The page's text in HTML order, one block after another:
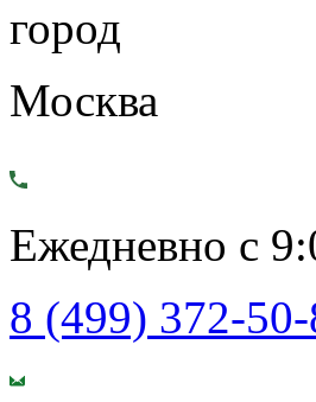
город
Москва
Ежедневно с
8 (499) 372-50-